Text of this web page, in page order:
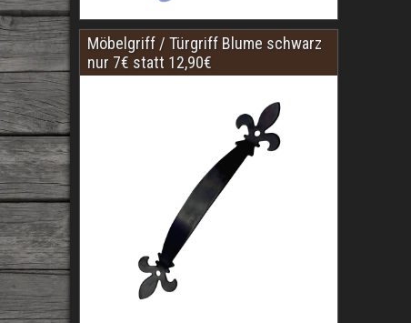
Möbelgriff / Türgriff Blume schwarz
nur 7€ statt 12,90€